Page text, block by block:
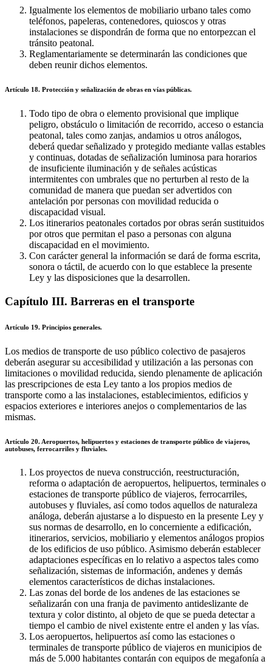
Igualmente los elementos de mobiliario urbano tales como
teléfonos, papeleras, contenedores, quioscos y otras
instalaciones se dispondrán de forma que no entorpezcan el
tránsito peatonal.
Reglamentariamente se determinarán las condiciones que
deben reunir dichos elementos.
Artículo 18. Protección y señalización de obras en vías públicas.
Todo tipo de obra o elemento provisional que implique
peligro, obstáculo o limitación de recorrido, acceso o estancia
peatonal, tales como zanjas, andamios u otros análogos,
deberá quedar señalizado y protegido mediante vallas estables
y continuas, dotadas de señalización luminosa para horarios
de insuficiente iluminación y de señales acústicas
intermitentes con umbrales que no perturben al resto de la
comunidad de manera que puedan ser advertidos con
antelación por personas con movilidad reducida o
discapacidad visual.
Los itinerarios peatonales cortados por obras serán sustituidos
por otros que permitan el paso a personas con alguna
discapacidad en el movimiento.
Con carácter general la información se dará de forma escrita,
sonora o táctil, de acuerdo con lo que establece la presente
Ley y las disposiciones que la desarrollen.
Capítulo III. Barreras en el transporte
Artículo 19. Principios generales.
Los medios de transporte de uso público colectivo de pasajeros
deberán asegurar su accesibilidad y utilización a las personas con
limitaciones o movilidad reducida, siendo plenamente de aplicación
las prescripciones de esta Ley tanto a los propios medios de
transporte como a las instalaciones, establecimientos, edificios y
espacios exteriores e interiores anejos o complementarios de las
mismas.
Artículo 20. Aeropuertos, helipuertos y estaciones de transporte público de viajeros,
autobuses, ferrocarriles y fluviales.
Los proyectos de nueva construcción, reestructuración,
reforma o adaptación de aeropuertos, helipuertos, terminales o
estaciones de transporte público de viajeros, ferrocarriles,
autobuses y fluviales, así como todos aquellos de naturaleza
análoga, deberán ajustarse a lo dispuesto en la presente Ley y
sus normas de desarrollo, en lo concerniente a edificación,
itinerarios, servicios, mobiliario y elementos análogos propios
de los edificios de uso público. Asimismo deberán establecer
adaptaciones específicas en lo relativo a aspectos tales como
señalización, sistemas de información, andenes y demás
elementos característicos de dichas instalaciones.
Las zonas del borde de los andenes de las estaciones se
señalizarán con una franja de pavimento antideslizante de
textura y color distinto, al objeto de que se pueda detectar a
tiempo el cambio de nivel existente entre el anden y las vías.
Los aeropuertos, helipuertos así como las estaciones o
terminales de transporte público de viajeros en municipios de
más de 5.000 habitantes contarán con equipos de megafonía a